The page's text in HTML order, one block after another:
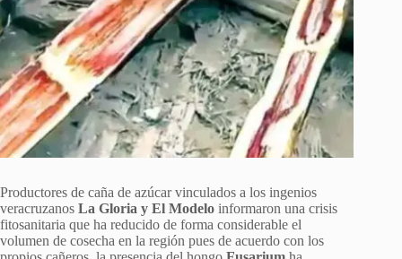
Productores de caña de azúcar vinculados a los ingenios
veracruzanos La Gloria y El Modelo informaron una crisis
fitosanitaria que ha reducido de forma considerable el
volumen de cosecha en la región pues de acuerdo con los